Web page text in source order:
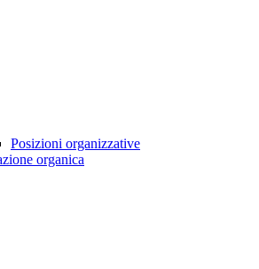
Posizioni organizzative
organica